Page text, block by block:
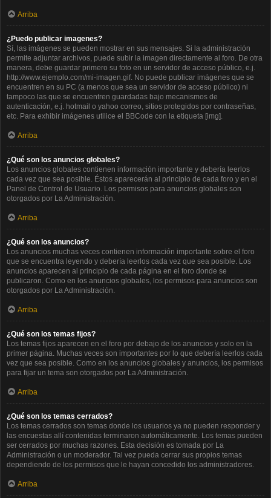
Arriba
¿Puedo publicar imagenes?
Sí, las imágenes se pueden mostrar en sus mensajes. Si la administración
permite adjuntar archivos, puede subir la imagen directamente al foro. De otra
manera, debe guardar primero su foto en un servidor de acceso público, e.j.
http://www.ejemplo.com/mi-imagen.gif. No puede publicar imágenes que se
encuentren en su PC (a menos que sea un servidor de acceso público) ni
tampoco las que se encuentren guardadas bajo mecanismos de
autenticación, e.j. hotmail o yahoo correo, sitios protegidos por contraseñas,
etc. Para exhibir imágenes utilice el BBCode con la etiqueta [img].
Arriba
¿Qué son los anuncios globales?
Los anuncios globales contienen información importante y debería leerlos
cada vez que sea posible. Éstos aparecerán al principio de cada foro y en el
Panel de Control de Usuario. Los permisos para anuncios globales son
otorgados por La Administración.
Arriba
¿Qué son los anuncios?
Los anuncios muchas veces contienen información importante sobre el foro
que se encuentra leyendo y debería leerlos cada vez que sea posible. Los
anuncios aparecen al principio de cada página en el foro donde se
publicaron. Como en los anuncios globales, los permisos para anuncios son
otorgados por La Administración.
Arriba
¿Qué son los temas fijos?
Los temas fijos aparecen en el foro por debajo de los anuncios y solo en la
primer página. Muchas veces son importantes por lo que debería leerlos cada
vez que sea posible. Como en los anuncios globales y anuncios, los permisos
para fijar un tema son otorgados por La Administración.
Arriba
¿Qué son los temas cerrados?
Los temas cerrados son temas donde los usuarios ya no pueden responder y
las encuestas allí contenidas terminaron automáticamente. Los temas pueden
ser cerrados por muchas razones. Esta decisión es tomada por La
Administración o un moderador. Tal vez pueda cerrar sus propios temas
dependiendo de los permisos que le hayan concedido los administradores.
Arriba